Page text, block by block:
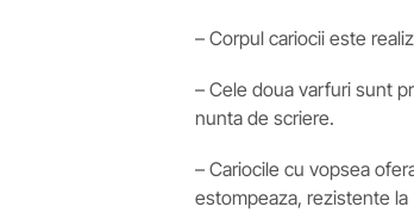
– Corpul cariocii este
– Cele doua varfuri sunt
nunta de scriere.
– Cariocile cu vopsea
estompeaza, rezistente la